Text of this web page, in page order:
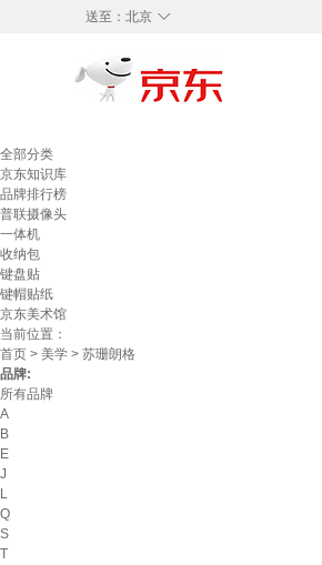
◇
送至： 北京
全部分类
京东知识库
品牌排行榜
普联摄像头
一体机
收纳包
键盘贴
键帽贴纸
京东美术馆
当前位置：
首页 > 美学 > 苏珊朗格
品牌:
所有品牌
A
B
E
J
L
Q
S
T